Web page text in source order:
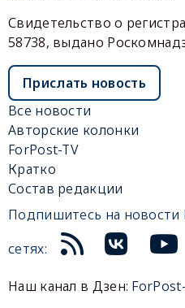
Свидетельство о
58738, выдано
Прислать новость
Все новости
Авторские колонки
ForPost-TV
Кратко
Состав редакции
Подпишитесь на новости
сетях:
Наш канал в Дзен: